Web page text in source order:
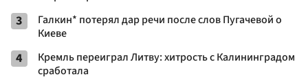
3
Галкин* потерял дар речи после слов Пугачевой о
Киеве
4
Кремль переиграл Литву: хитрость с Калининградом
сработала